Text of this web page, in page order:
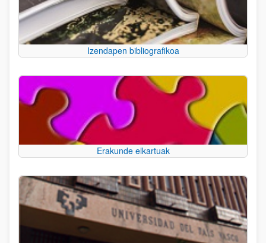
Izendapen bibliografikoa
Erakunde elkartuak